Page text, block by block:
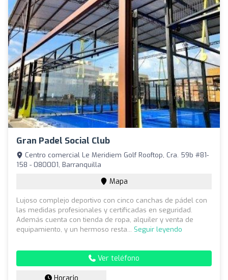
Gran Padel Social Club
Centro comercial Le Meridiem Golf Rooftop, Cra. 59b #81-
158 - 080001, Barranquilla
Mapa
Lujoso complejo deportivo con cinco canchas de pádel con
las medidas profesionales y certificadas en seguridad.
Además cuenta con tienda de ropa, alquiler y venta de
equipamiento, y un hermoso resta... Seguir leyendo
Ver teléfono